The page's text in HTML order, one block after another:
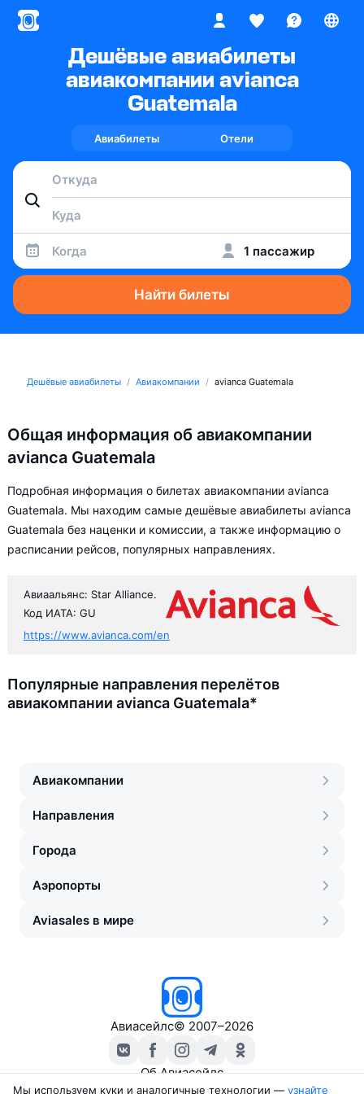
Дешёвые авиабилеты
авиакомпании avianca
Guatemala
Авиабилеты Отели
Когда 1 пассажир
Найти билеты
Дешёвые авиабилеты Авиакомпании avianca Guatemala
Общая информация об авиакомпании
avianca Guatemala
Подробная информация о билетах авиакомпании avianca
Guatemala. Мы находим самые дешёвые авиабилеты avianca
Guatemala без наценки и комиссии, а также информацию о
расписании рейсов, популярных направлениях.
Авиаальянс: Star Alliance.
Код ИАТА: GU
https://www.avianca.com/en
Популярные направления перелётов
авиакомпании avianca Guatemala*
Авиакомпании
Направления
Города
Аэропорты
Aviasales в мире
Авиасейлс© 2007–2026
Об Авиасейлс
Пресс‑центр
Мы используем куки и аналогичные технологии — узнайте